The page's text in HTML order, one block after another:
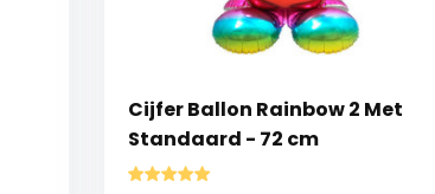
Cijfer Ballon Rainbow 2 Met
Standaard - 72 cm